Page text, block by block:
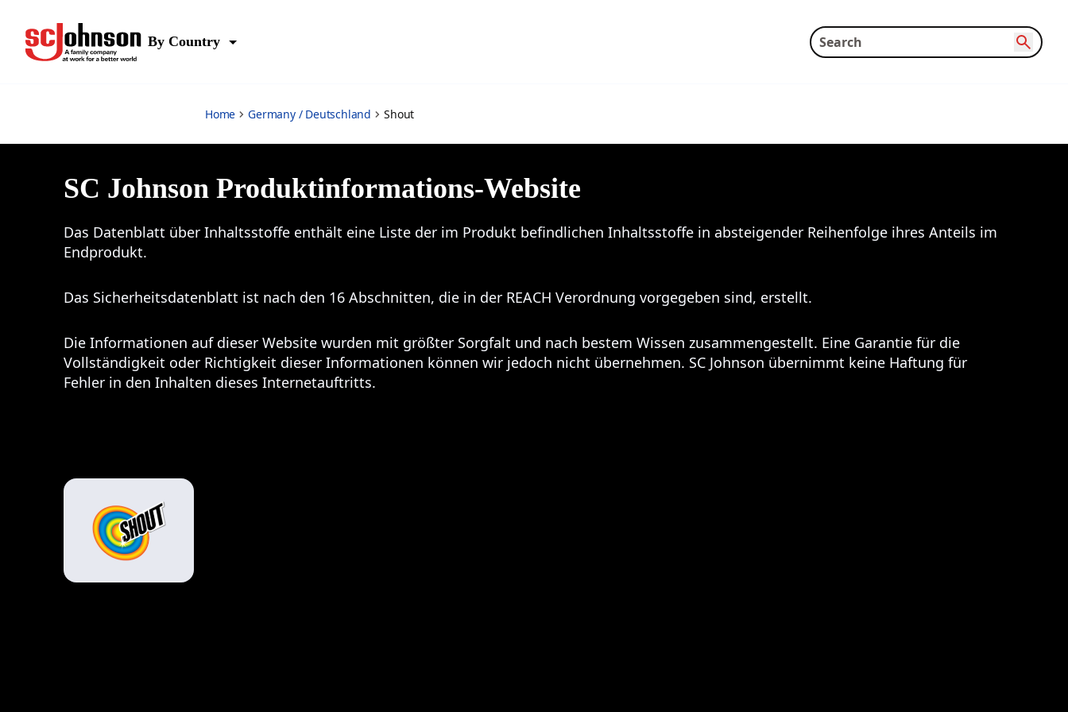
By Country
Home Germany / Deutschland Shout
SC Johnson Produktinformations-Website
Das Datenblatt über Inhaltsstoffe enthält eine Liste der im Produkt befindlichen Inhaltsstoffe in absteigender Reihenfolge ihres Anteils im
Endprodukt.
Das Sicherheitsdatenblatt ist nach den 16 Abschnitten, die in der REACH Verordnung vorgegeben sind, erstellt.
Die Informationen auf dieser Website wurden mit größter Sorgfalt und nach bestem Wissen zusammengestellt. Eine Garantie für die
Vollständigkeit oder Richtigkeit dieser Informationen können wir jedoch nicht übernehmen. SC Johnson übernimmt keine Haftung für
Fehler in den Inhalten dieses Internetauftritts.